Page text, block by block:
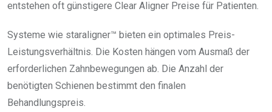
entstehen oft günstigere Clear Aligner Preise für Patienten.
Systeme wie staraligner™ bieten ein optimales Preis-
Leistungsverhältnis. Die Kosten hängen vom Ausmaß der
erforderlichen Zahnbewegungen ab. Die Anzahl der
benötigten Schienen bestimmt den finalen
Behandlungspreis.